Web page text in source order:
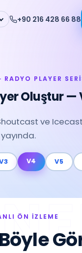
+90 216 428 66 88
RADYO PLAYER
Oluştur —
ve
yayında.
V4 V5
ÖN İZLEME